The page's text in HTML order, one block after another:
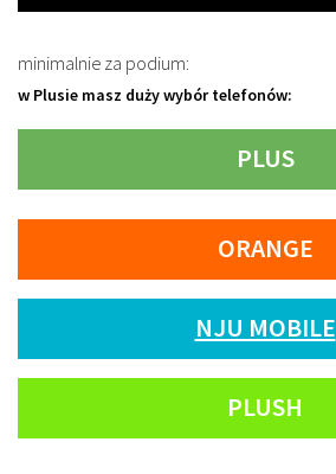
minimalnie za podium:
w Plusie masz duży wybór telefonów:
PLUS
ORANGE
NJU MOBILE
PLUSH